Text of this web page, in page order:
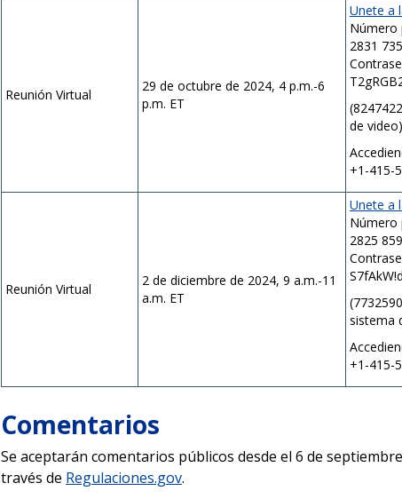
Reunión Virtual
29 de octubre de 2024, 4 p.m.-6
p.m. ET
Unete a
Número
2831
(8247422
de video)
+1-415-
Reunión Virtual
2 de diciembre de 2024, 9 a.m.-11
a.m. ET
Unete a
Número
2825
S7fAkW!d
sistema
+1-415-
Comentarios
Se aceptarán comentarios públicos desde el 6 de
través de Regulaciones.gov.